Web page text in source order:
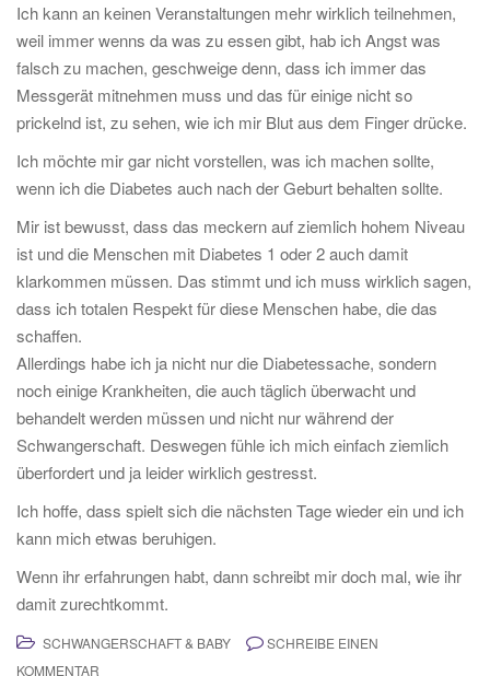
Ich kann an keinen Veranstaltungen mehr wirklich teilnehmen,
weil immer wenns da was zu essen gibt, hab ich Angst was
falsch zu machen, geschweige denn, dass ich immer das
Messgerät mitnehmen muss und das für einige nicht so
prickelnd ist, zu sehen, wie ich mir Blut aus dem Finger drücke.
Ich möchte mir gar nicht vorstellen, was ich machen sollte,
wenn ich die Diabetes auch nach der Geburt behalten sollte.
Mir ist bewusst, dass das meckern auf ziemlich hohem Niveau
ist und die Menschen mit Diabetes 1 oder 2 auch damit
klarkommen müssen. Das stimmt und ich muss wirklich sagen,
dass ich totalen Respekt für diese Menschen habe, die das
schaffen.
Allerdings habe ich ja nicht nur die Diabetessache, sondern
noch einige Krankheiten, die auch täglich überwacht und
behandelt werden müssen und nicht nur während der
Schwangerschaft. Deswegen fühle ich mich einfach ziemlich
überfordert und ja leider wirklich gestresst.
Ich hoffe, dass spielt sich die nächsten Tage wieder ein und ich
kann mich etwas beruhigen.
Wenn ihr erfahrungen habt, dann schreibt mir doch mal, wie ihr
damit zurechtkommt.
SCHWANGERSCHAFT & BABY
SCHREIBE EINEN
KOMMENTAR